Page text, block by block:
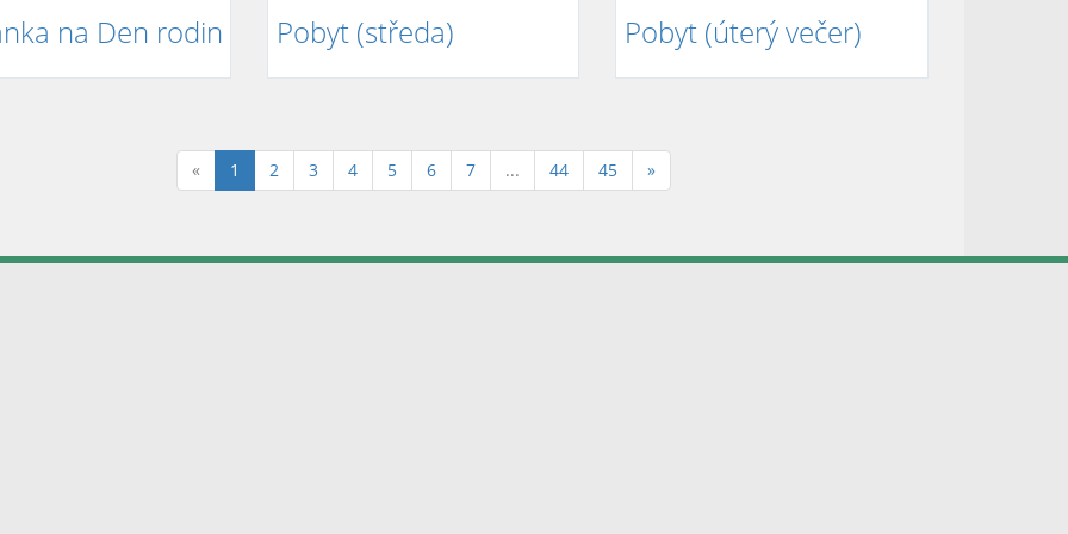
na Den rodin Pobyt (středa) Pobyt (úterý večer)
« 1 (aktuální)
2 3 4 5 6 7 ... 44 45 »